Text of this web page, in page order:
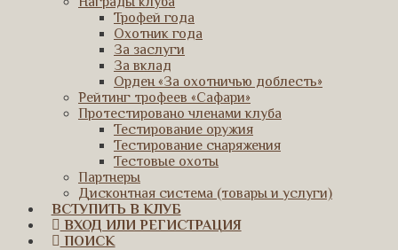
Трофей года
Охотник года
За заслуги
За вклад
Орден «За охотничью доблесть»
Рейтинг трофеев «Сафари»
Протестировано членами клуба
Тестирование оружия
Тестирование снаряжения
Тестовые охоты
Партнеры
Дисконтная система (товары и услуги)
ВСТУПИТЬ В КЛУБ
ВХОД ИЛИ РЕГИСТРАЦИЯ
ПОИСК